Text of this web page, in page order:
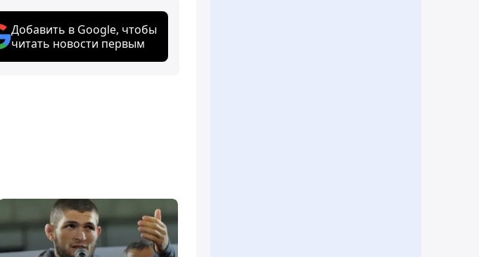
Добавить в Google, чтобы
читать новости первым